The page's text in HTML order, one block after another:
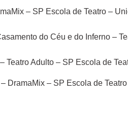
– SP Escola de Teatro –
do Céu e do Inferno –
Teatro Adulto – SP Escola de
DramaMix – SP Escola de